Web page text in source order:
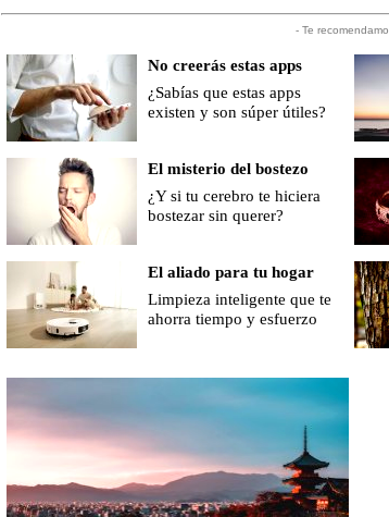
- Te
No creerás estas apps
¿Sabías que estas apps
existen y son súper útiles?
El misterio del bostezo
¿Y si tu cerebro te hiciera
bostezar sin querer?
El aliado para tu hogar
Limpieza inteligente que te
ahorra tiempo y esfuerzo